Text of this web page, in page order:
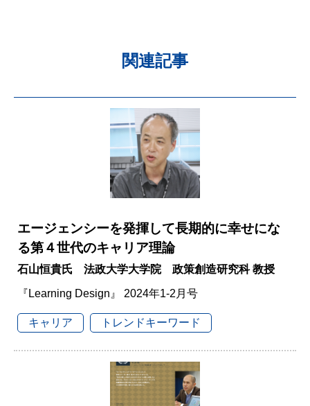
関連記事
エージェンシーを発揮して長期的に幸せにな
る第４世代のキャリア理論
石山恒貴氏 法政大学大学院 政策創造研究科 教授
『Learning Design』 2024年1-2月号
キャリア トレンドキーワード